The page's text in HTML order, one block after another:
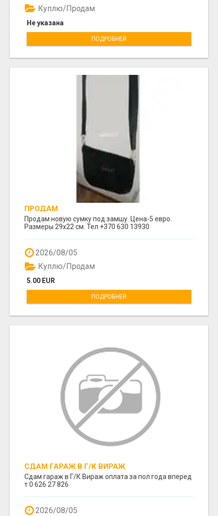
Не указана
Куплю/Продам
ПОДРОБНЕЙ
ПРОДАМ
Продам новую сумку под замшу. Цена-5 евро.
Размеры 29х22 см. Тел +370 630 13930
2026/08/05
5.00 EUR
Куплю/Продам
ПОДРОБНЕЙ
СДАМ ГАРАЖ В Г/К ВИРАЖ
Сдам гараж в Г/К Вираж оплата за пол года вперед
т 0 626 27 826
2026/08/05